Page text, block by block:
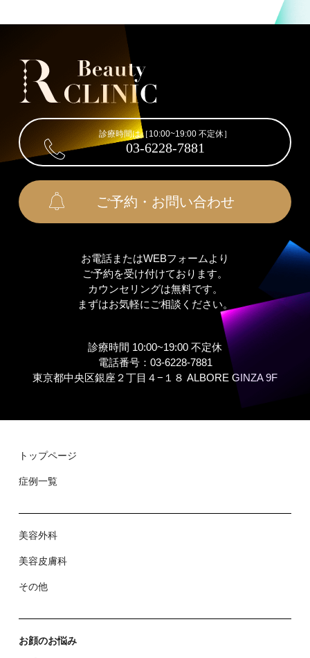
診療時間は［10:00~19:00 不定休］
03-6228-7881
ご予約・お問い合わせ
お電話またはWEBフォームより
ご予約を受け付けております。
カウンセリングは無料です。
まずはお気軽にご相談ください。
診療時間 10:00~19:00 不定休
電話番号：03-6228-7881
東京都中央区銀座２丁⽬４−１８ ALBORE GINZA 9F
トップページ
症例⼀覧
美容外科
美容⽪膚科
その他
お顔のお悩み